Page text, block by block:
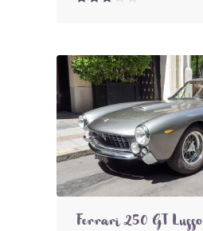
Ferrari 250 GT Lusso